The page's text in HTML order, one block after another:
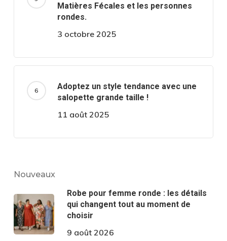
Matières Fécales et les personnes
rondes.
3 octobre 2025
Adoptez un style tendance avec une
salopette grande taille !
11 août 2025
Nouveaux
Robe pour femme ronde : les détails
qui changent tout au moment de
choisir
9 août 2026